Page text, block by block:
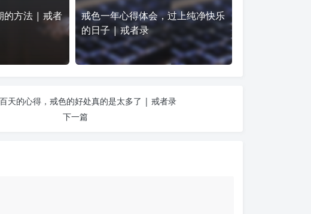
的方法 | 戒者
戒色一年心得体会，过上纯净快乐
的日子 | 戒者录
天的心得，戒色的好处真的是太多了 | 戒者录
下一篇